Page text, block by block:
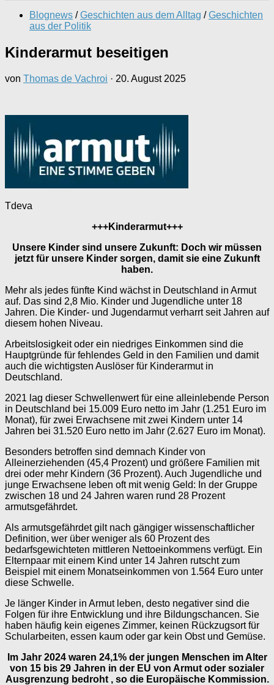
Blognews / Geschichten aus dem Alltag / Geschichten
aus der Politik
Kinderarmut beseitigen
von Thomas de Vachroi · 20. August 2025
Tdeva
+++Kinderarmut+++
Unsere Kinder sind unsere Zukunft: Doch wir müssen
jetzt für unsere Kinder sorgen, damit sie eine Zukunft
haben.
Mehr als jedes fünfte Kind wächst in Deutschland in Armut
auf. Das sind 2,8 Mio. Kinder und Jugendliche unter 18
Jahren. Die Kinder- und Jugendarmut verharrt seit Jahren auf
diesem hohen Niveau.
Arbeitslosigkeit oder ein niedriges Einkommen sind die
Hauptgründe für fehlendes Geld in den Familien und damit
auch die wichtigsten Auslöser für Kinderarmut in
Deutschland.
2021 lag dieser Schwellenwert für eine alleinlebende Person
in Deutschland bei 15.009 Euro netto im Jahr (1.251 Euro im
Monat), für zwei Erwachsene mit zwei Kindern unter 14
Jahren bei 31.520 Euro netto im Jahr (2.627 Euro im Monat).
Besonders betroffen sind demnach Kinder von
Alleinerziehenden (45,4 Prozent) und größere Familien mit
drei oder mehr Kindern (36 Prozent). Auch Jugendliche und
junge Erwachsene leben oft mit wenig Geld: In der Gruppe
zwischen 18 und 24 Jahren waren rund 28 Prozent
armutsgefährdet.
Als armutsgefährdet gilt nach gängiger wissenschaftlicher
Definition, wer über weniger als 60 Prozent des
bedarfsgewichteten mittleren Nettoeinkommens verfügt. Ein
Elternpaar mit einem Kind unter 14 Jahren rutscht zum
Beispiel mit einem Monatseinkommen von 1.564 Euro unter
diese Schwelle.
Je länger Kinder in Armut leben, desto negativer sind die
Folgen für ihre Entwicklung und ihre Bildungschancen. Sie
haben häufig kein eigenes Zimmer, keinen Rückzugsort für
Schularbeiten, essen kaum oder gar kein Obst und Gemüse.
Im Jahr 2024 waren 24,1% der jungen Menschen im Alter
von 15 bis 29 Jahren in der EU von Armut oder sozialer
Ausgrenzung bedroht , so die Europäische Kommission.